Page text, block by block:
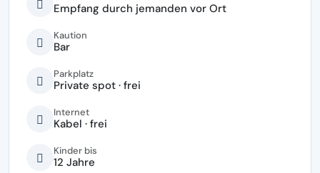
Empfang durch jemanden vor Ort
Kaution
Bar
Parkplatz
Private spot · frei
Internet
Kabel · frei
Kinder bis
12 Jahre